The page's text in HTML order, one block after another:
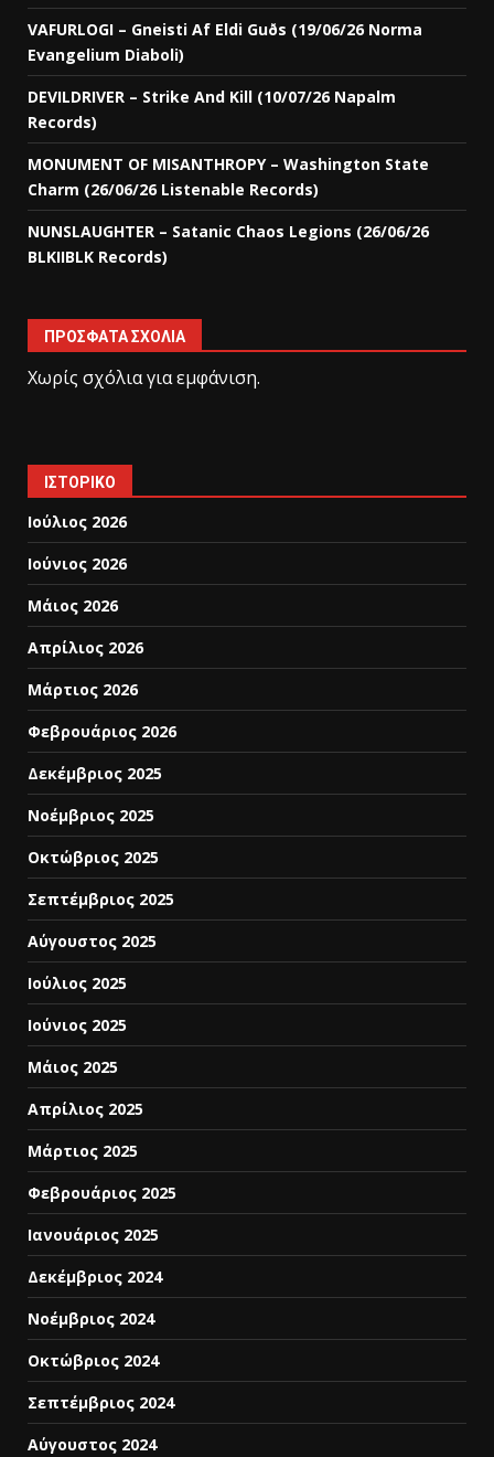
VAFURLOGI – Gneisti Af Eldi Guðs (19/06/26 Norma
Evangelium Diaboli)
DEVILDRIVER – Strike And Kill (10/07/26 Napalm
Records)
MONUMENT OF MISANTHROPY – Washington State
Charm (26/06/26 Listenable Records)
NUNSLAUGHTER – Satanic Chaos Legions (26/06/26
BLKIIBLK Records)
ΠΡΌΣΦΑΤΑ ΣΧΌΛΙΑ
Χωρίς σχόλια για εμφάνιση.
ΙΣΤΟΡΙΚΌ
Ιούλιος 2026
Ιούνιος 2026
Μάιος 2026
Απρίλιος 2026
Μάρτιος 2026
Φεβρουάριος 2026
Δεκέμβριος 2025
Νοέμβριος 2025
Οκτώβριος 2025
Σεπτέμβριος 2025
Αύγουστος 2025
Ιούλιος 2025
Ιούνιος 2025
Μάιος 2025
Απρίλιος 2025
Μάρτιος 2025
Φεβρουάριος 2025
Ιανουάριος 2025
Δεκέμβριος 2024
Νοέμβριος 2024
Οκτώβριος 2024
Σεπτέμβριος 2024
Αύγουστος 2024